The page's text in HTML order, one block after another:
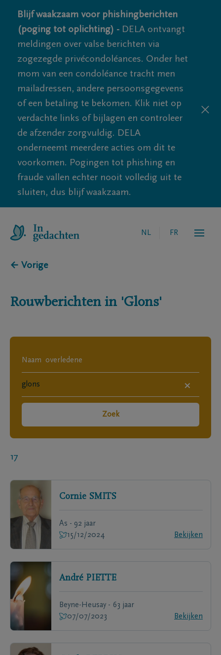
Blijf waakzaam voor phishingberichten
(poging tot oplichting) - DELA ontvangt
meldingen over valse berichten via
zogezegde privécondoléances. Onder het
mom van een condoléance tracht men
mailadressen, andere persoonsgegevens
of een betaling te bekomen. Klik niet op
verdachte links of bijlagen en controleer
de afzender zorgvuldig. DELA
onderneemt meerdere acties om dit te
voorkomen. Pogingen tot phishing en
fraude vallen echter nooit volledig uit te
sluiten, dus blijf waakzaam.
NL FR
← Vorige
Rouwberichten in 'Glons'
×
Zoek
17
Cornie SMITS
As - 92 jaar
15/12/2024
Bekijken
André PIETTE
Beyne-Heusay - 63 jaar
07/07/2023
Bekijken